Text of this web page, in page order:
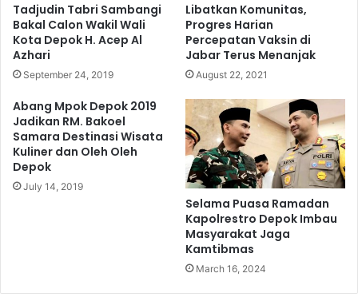
Tadjudin Tabri Sambangi
Bakal Calon Wakil Wali
Kota Depok H. Acep Al
Azhari
September 24, 2019
Libatkan Komunitas,
Progres Harian
Percepatan Vaksin di
Jabar Terus Menanjak
August 22, 2021
Abang Mpok Depok 2019
Jadikan RM. Bakoel
Samara Destinasi Wisata
Kuliner dan Oleh Oleh
Depok
July 14, 2019
Selama Puasa Ramadan
Kapolrestro Depok Imbau
Masyarakat Jaga
Kamtibmas
March 16, 2024